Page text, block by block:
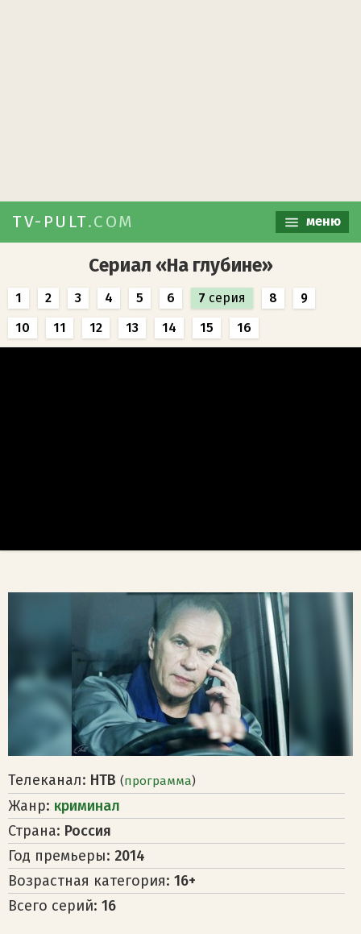
TV-PULT.COM меню
Сериал «На глубине»
1 2 3 4 5 6 7 серия 8
9
10
11 12 13 14 15 16
Телеканал: НТВ (программа)
Жанр: криминал
Страна: Россия
Год премьеры: 2014
Возрастная категория: 16+
Всего серий: 16